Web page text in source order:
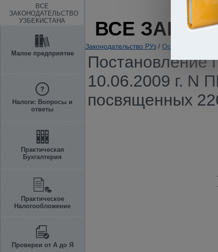
ВСЕ
ЗАКОНОДАТЕЛЬСТВО
УЗБЕКИСТАНА
Малое предприятие
Налоги: Вопросы и
ответы
Практическая
Бухгалтерия
Практическое
Налогообложение
Проверки от А до Я
ВСЕ
Законодательство РУз / Основы
Постановление
10.06.2009 г. N
посвященных